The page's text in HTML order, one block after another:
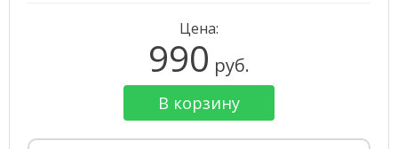
Цена:
990 руб.
В корзину